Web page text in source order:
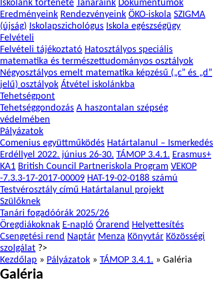
Iskolánk története Tanáraink Dokumentumok
Eredményeink Rendezvényeink ÖKO-iskola SZIGMA
(újság) Iskolapszichológus Iskola egészségügy
Felvételi
Felvételi tájékoztató Hatosztályos speciális
matematika és természettudományos osztályok
Négyosztályos emelt matematika képzésű („c” és „d”
jelű) osztályok Átvétel iskolánkba
Tehetségpont
Tehetséggondozás A haszontalan szépség
védelmében
Pályázatok
Comenius együttműködés Határtalanul – Ismerkedés
Erdéllyel 2022. június 26-30. TÁMOP 3.4.1. Erasmus+
KA1 British Council Partneriskola Program VEKOP
-7.3.3-17-2017-00009 HAT-19-02-0188 számú
Testvérosztály című Határtalanul projekt
Szülőknek
Tanári fogadóórák 2025/26
Öregdiákoknak E-napló Órarend Helyettesítés
Csengetési rend Naptár Menza Könyvtár Közösségi
szolgálat ?>
Kezdőlap » Pályázatok » TÁMOP 3.4.1. » Galéria
Galéria